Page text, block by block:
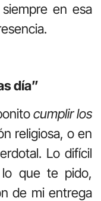
en esa
día”
cumplir los
religiosa, o en
Lo difícil
que te pido,
de mi entrega